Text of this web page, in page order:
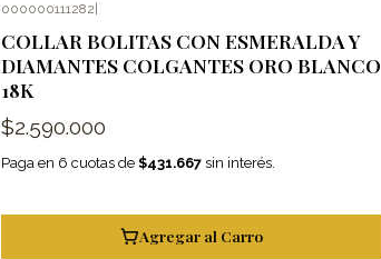
000000111282
COLLAR BOLITAS CON ESMERALDA Y
DIAMANTES COLGANTES ORO BLANCO
18K
$2.590.000
Paga en 6 cuotas de $431.667 sin interés.
Agregar al Carro